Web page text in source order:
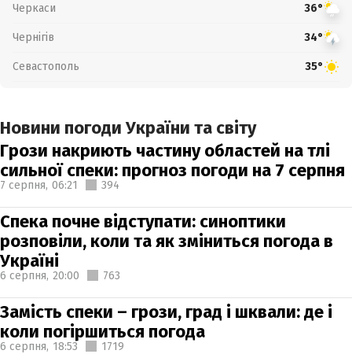
Черкаси 36°
Чернігів 34°
Севастополь 35°
Новини погоди України та світу
Грози накриють частину областей на тлі
сильної спеки: прогноз погоди на 7 серпня
7 серпня, 06:21 394
Спека почне відступати: синоптики
розповіли, коли та як зміниться погода в
Україні
6 серпня, 20:00 763
Замість спеки – грози, град і шквали: де і
коли погіршиться погода
6 серпня, 18:53 1719